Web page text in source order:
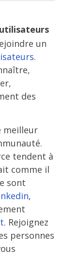
un
.
des
meilleur
tendent à
comme il
sont
,
. Rejoignez
personnes